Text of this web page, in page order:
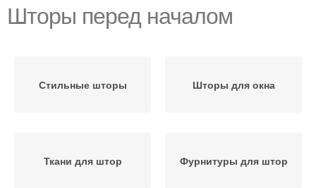
Шторы перед началом
Стильные шторы Шторы для окна
Ткани для штор Фурнитуры для штор